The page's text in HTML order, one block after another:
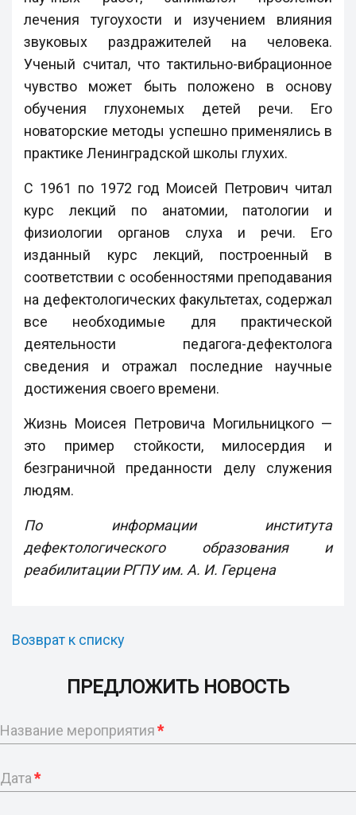
лечения тугоухости и изучением влияния
звуковых раздражителей на человека.
Ученый считал, что тактильно-вибрационное
чувство может быть положено в основу
обучения глухонемых детей речи. Его
новаторские методы успешно применялись в
практике Ленинградской школы глухих.
С 1961 по 1972 год Моисей Петрович читал
курс лекций по анатомии, патологии и
физиологии органов слуха и речи. Его
изданный курс лекций, построенный в
соответствии с особенностями преподавания
на дефектологических факультетах, содержал
все необходимые для практической
деятельности педагога-дефектолога
сведения и отражал последние научные
достижения своего времени.
Жизнь Моисея Петровича Могильницкого —
это пример стойкости, милосердия и
безграничной преданности делу служения
людям.
По информации института
дефектологического образования и
реабилитации РГПУ им. А. И. Герцена
Возврат к списку
ПРЕДЛОЖИТЬ НОВОСТЬ
Название мероприятия*
Дата*